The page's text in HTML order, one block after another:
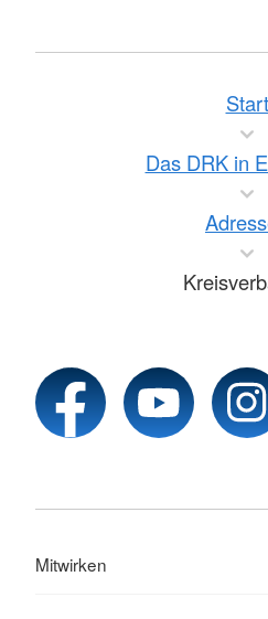
Start
Das DRK in
Mitwirken